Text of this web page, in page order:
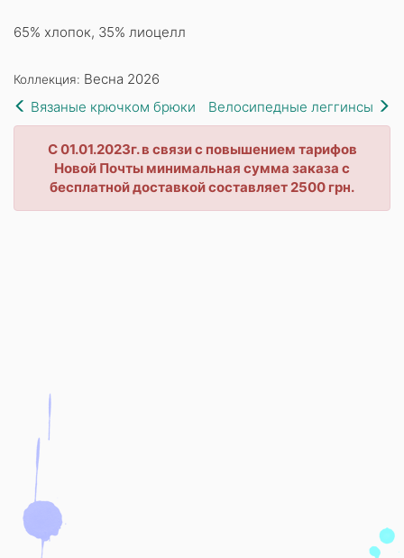
65% хлопок, 35% лиоцелл
Коллекция: Весна 2026
Вязаные крючком брюки
Велосипедные леггинсы
С 01.01.2023г. в связи с повышением тарифов
Новой Почты минимальная сумма заказа с
бесплатной доставкой составляет 2500 грн.